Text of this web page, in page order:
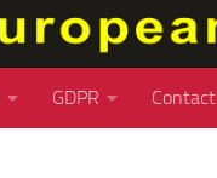
GDPR Contact